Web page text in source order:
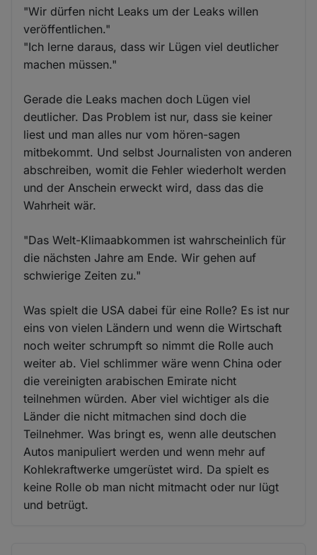
"Wir dürfen nicht Leaks um der Leaks willen
veröffentlichen."
"Ich lerne daraus, dass wir Lügen viel deutlicher
machen müssen."
Gerade die Leaks machen doch Lügen viel
deutlicher. Das Problem ist nur, dass sie keiner
liest und man alles nur vom hören-sagen
mitbekommt. Und selbst Journalisten von anderen
abschreiben, womit die Fehler wiederholt werden
und der Anschein erweckt wird, dass das die
Wahrheit wär.
"Das Welt-Klimaabkommen ist wahrscheinlich für
die nächsten Jahre am Ende. Wir gehen auf
schwierige Zeiten zu."
Was spielt die USA dabei für eine Rolle? Es ist nur
eins von vielen Ländern und wenn die Wirtschaft
noch weiter schrumpft so nimmt die Rolle auch
weiter ab. Viel schlimmer wäre wenn China oder
die vereinigten arabischen Emirate nicht
teilnehmen würden. Aber viel wichtiger als die
Länder die nicht mitmachen sind doch die
Teilnehmer. Was bringt es, wenn alle deutschen
Autos manipuliert werden und wenn mehr auf
Kohlekraftwerke umgerüstet wird. Da spielt es
keine Rolle ob man nicht mitmacht oder nur lügt
und betrügt.